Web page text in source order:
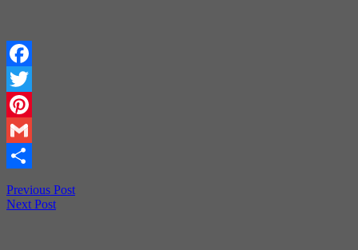
Facebook
Twitter
Pinterest
Gmail
Previous Post
Next Post